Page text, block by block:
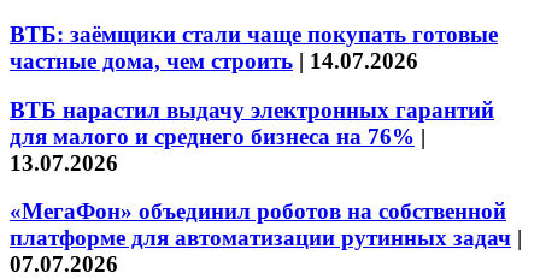
ВТБ: заёмщики стали чаще покупать готовые
частные дома, чем строить | 14.07.2026
ВТБ нарастил выдачу электронных гарантий
для малого и среднего бизнеса на 76% |
13.07.2026
«МегаФон» объединил роботов на собственной
платформе для автоматизации рутинных задач |
07.07.2026